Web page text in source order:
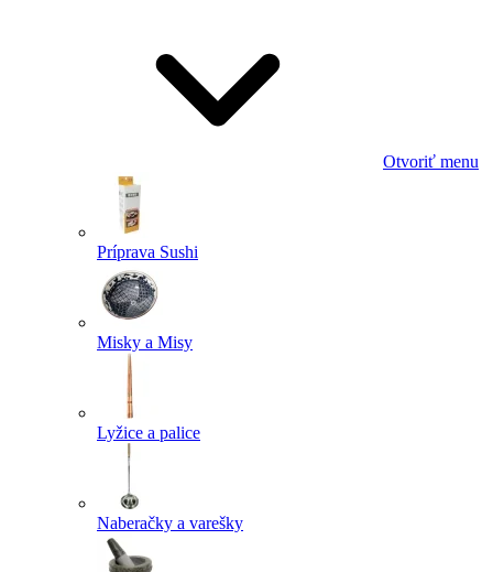
Otvoriť menu
Príprava Sushi
Misky a Misy
Lyžice a palice
Naberačky a varešky